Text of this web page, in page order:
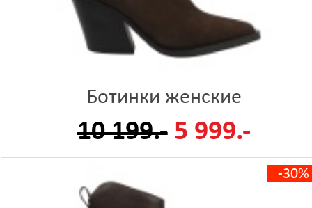
Ботинки женские
10 199.- 5 999.-
-30%